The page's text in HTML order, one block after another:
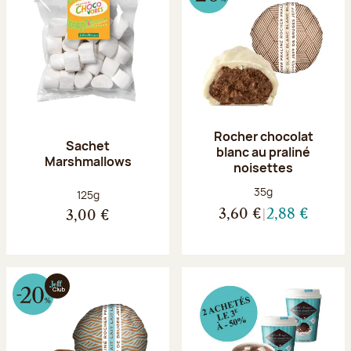
Sachet
Marshmallows
Poids net :
125g
3,00 €
Rocher chocolat
blanc au praliné
noisettes
Poids net :
35g
3,60 € 2,88 €